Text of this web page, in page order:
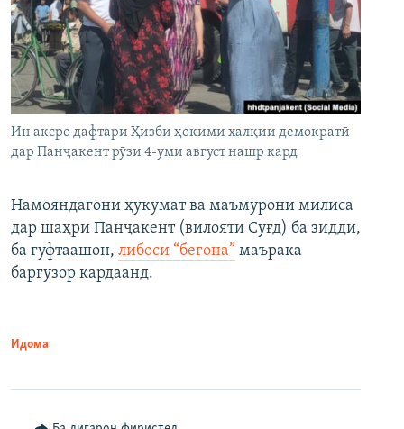
Ин аксро дафтари Ҳизби ҳокими халқии демократӣ
дар Панҷакент рӯзи 4-уми август нашр кард
Намояндагони ҳукумат ва маъмурони милиса
дар шаҳри Панҷакент (вилояти Суғд) ба зидди,
ба гуфтаашон, либоси “бегона” маърака
баргузор кардаанд.
Идома